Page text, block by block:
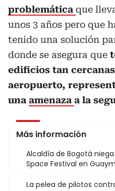
problemática que
unos 3 años pero que
tenido una solución
donde se asegura que
edificios tan
aeropuerto,
una amenaza a la
Más información
Alcaldía de Bogotá
Space Festival en
La pelea de pilotos